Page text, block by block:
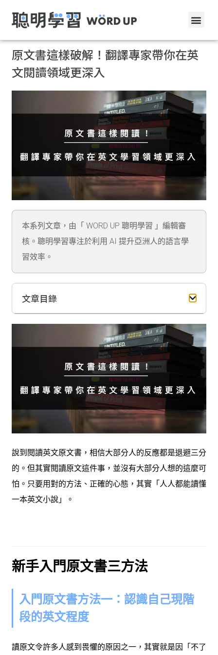
原文書這樣破解！翻譯專家帶你在英
文閱讀領域更深入
本系列文章，由「 WORD UP 聰明學習 」編輯審
核。聰明學習專注於利用 AI 提升亞洲人的語言學
習效率。
文章目錄
說到閱讀英文原文書，相信大部分人的反應都是退避三分
的。但其實閱讀原文這件事，並沒有大部分人想的這麼可
怕。只要用對的方法、正確的心態，其實「人人都能讀懂
一本英文小說」。
新手入門原文書三方法
入門原文書方法一：認識自己現階
段的英文程度
讀原文令許多人感到畏懼的原因之一，其實就是因「不了